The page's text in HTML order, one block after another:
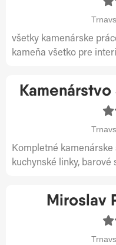
všetky kamenárske
kameňa všetko pre
Kamenárstvo
Kompletné kamenárske
kuchynské linky, barové
Miroslav